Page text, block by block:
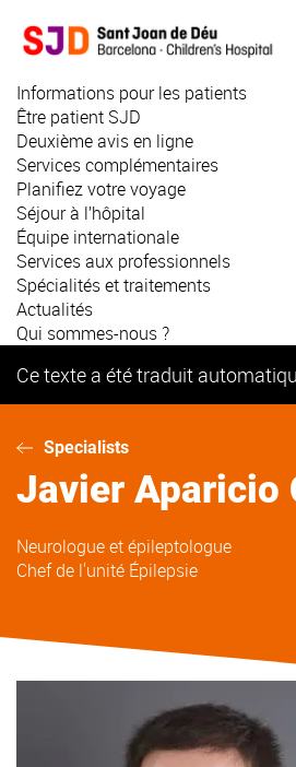
contenu
principal
Informations pour les patients
Être patient SJD
Deuxième avis en ligne
Services complémentaires
Planifiez votre voyage
Séjour à l’hôpital
Équipe internationale
Services aux professionnels
Spécialités et traitements
Actualités
Qui sommes-nous ?
Ce texte a été traduit
Specialists
Javier Aparicio
Neurologue et épileptologue
Chef de l'unité Épilepsie